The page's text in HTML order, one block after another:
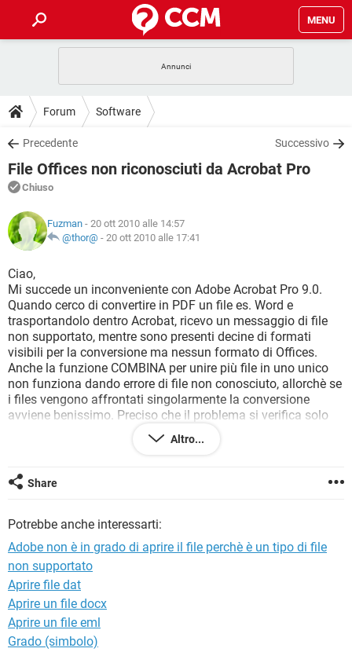
MENU
INTRATTENIMENTO
iOS
INSTAGRAM WHATSAPP
TIKTOK
HARDWARE
GUIDE
COVID-19
iOS
INSTAGRAM
TIKTOK FACEBOOK
DOWNLOAD
COVID-19 GAMING
INTRATTENIMENTO
iOS
INSTAGRAM
TIKTOK
HARDWARE
FORUM
COVID-19
INTRATTENIMENTO ANDROID
INSTAGRAM WHATSAPP
TIKTOK FACEBOOK
HARDWARE
GLOSSARIO
COVID-19
INTRATTENIMENTO
iOS WINDOWS 10
INSTAGRAM WHATSAPP
TIKTOK FACEBOOK
HARDWARE
Forum Software
Precedente Successivo
File Offices non riconosciuti da Acrobat Pro
Chiuso
Fuzman - 20 ott 2010 alle 14:57
@thor@ - 20 ott 2010 alle 17:41
Ciao,
Mi succede un inconveniente con Adobe Acrobat Pro 9.0.
Quando cerco di convertire in PDF un file es. Word e
trasportandolo dentro Acrobat, ricevo un messaggio di file
non supportato, mentre sono presenti decine di formati
visibili per la conversione ma nessun formato di Offices.
Anche la funzione COMBINA per unire più file in uno unico
non funziona dando errore di file non conosciuto, allorchè se
i files vengono affrontati singolarmente la conversione
avviene benissimo. Preciso che il problema si verifica solo
utilizzando Windows 7 con Offices 2003 Pk3 mentre sul S.O
XP con Offices 2003 Pk3 lo stesso Adobe Pro funziona
Grazie per ogni eventuale chiarimento.
Altro...
Share
Potrebbe anche interessarti:
Adobe non è in grado di aprire il file perchè è un tipo di file
non supportato
Aprire file dat
Aprire un file docx
Aprire un file eml
Grado (simbolo)